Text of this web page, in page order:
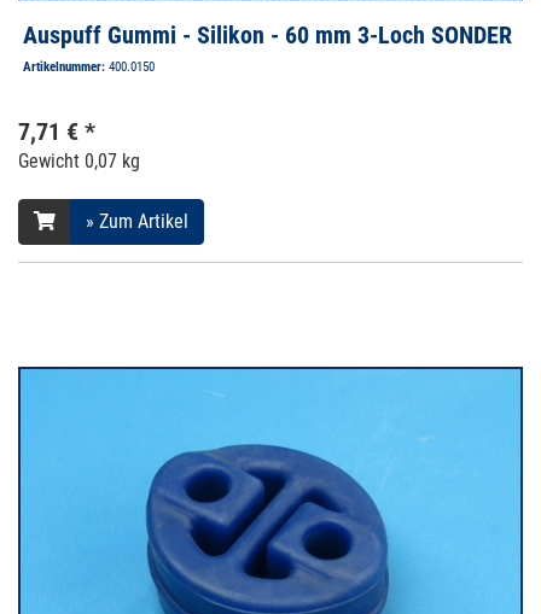
Auspuff Gummi - Silikon - 60 mm 3-Loch SONDER
Artikelnummer: 400.0150
7,71 € *
Gewicht 0,07 kg
» Zum Artikel